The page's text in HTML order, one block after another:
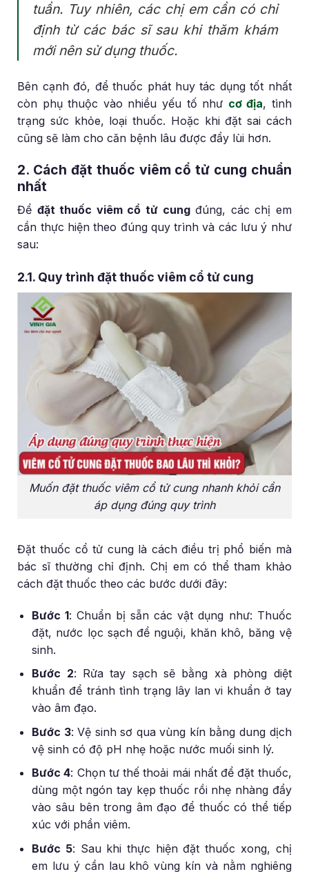
tuần. Tuy nhiên, các chị em cần có chỉ
định từ các bác sĩ sau khi thăm khám
mới nên sử dụng thuốc.
Bên cạnh đó, để thuốc phát huy tác dụng tốt nhất
còn phụ thuộc vào nhiều yếu tố như cơ địa, tình
trạng sức khỏe, loại thuốc. Hoặc khi đặt sai cách
cũng sẽ làm cho căn bệnh lâu được đẩy lùi hơn.
2. Cách đặt thuốc viêm cổ tử cung chuẩn
nhất
Để đặt thuốc viêm cổ tử cungđúng, các chị em
cần thực hiện theo đúng quy trình và các lưu ý như
sau:
2.1. Quy trình đặt thuốc viêm cổ tử cung
Muốn đặt thuốc viêm cổ tử cung nhanh khỏi cần
áp dụng đúng quy trình
Đặt thuốc cổ tử cung là cách điều trị phổ biến mà
bác sĩ thường chỉ định. Chị em có thể tham khảo
cách đặt thuốc theo các bước dưới đây:
Bước 1: Chuẩn bị sẵn các vật dụng như: Thuốc
đặt, nước lọc sạch để nguội, khăn khô, băng vệ
sinh.
Bước 2: Rửa tay sạch sẽ bằng xà phòng diệt
khuẩn để tránh tình trạng lây lan vi khuẩn ở tay
vào âm đạo.
Bước 3: Vệ sinh sơ qua vùng kín bằng dung dịch
vệ sinh có độ pH nhẹ hoặc nước muối sinh lý.
Bước 4: Chọn tư thế thoải mái nhất để đặt thuốc,
dùng một ngón tay kẹp thuốc rồi nhẹ nhàng đẩy
vào sâu bên trong âm đạo để thuốc có thể tiếp
xúc với phần viêm.
Bước 5: Sau khi thực hiện đặt thuốc xong, chị
em lưu ý cần lau khô vùng kín và nằm nghiêng